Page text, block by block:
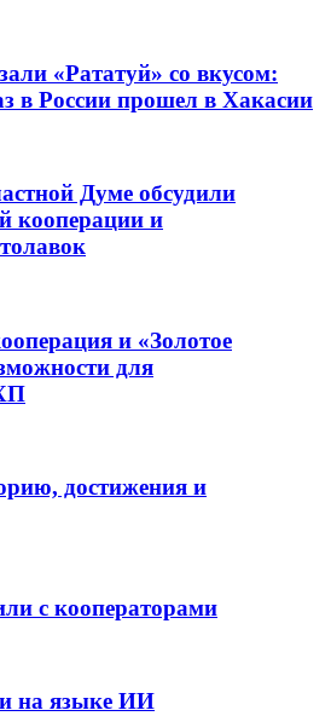
«Рататуй» со вкусом:
в России прошел в Хакасии
Думе обсудили
кооперации и
и «Золотое
для
достижения и
с кооператорами
на языке ИИ